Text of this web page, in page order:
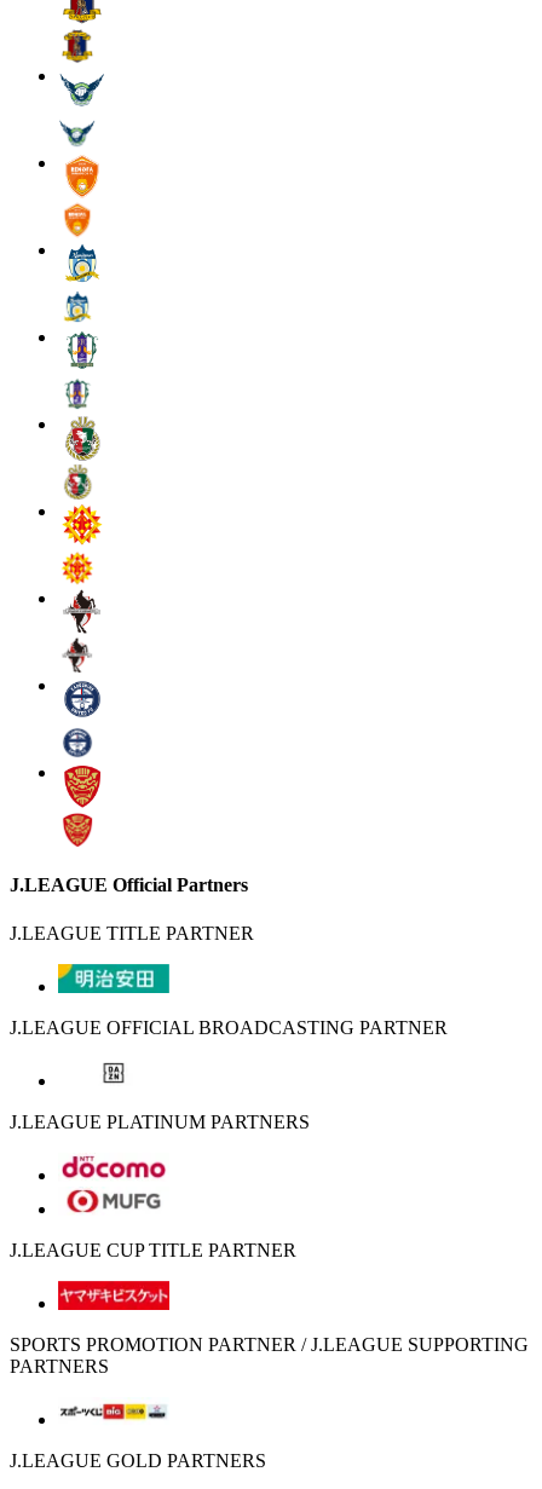
J.LEAGUE Official Partners
J.LEAGUE TITLE PARTNER
J.LEAGUE OFFICIAL BROADCASTING PARTNER
J.LEAGUE PLATINUM PARTNERS
J.LEAGUE CUP TITLE PARTNER
SPORTS PROMOTION PARTNER / J.LEAGUE SUPPORTING
PARTNERS
J.LEAGUE GOLD PARTNERS